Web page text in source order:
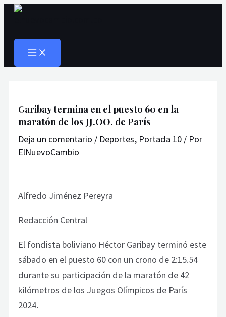
Ir
contenido
MAIN
Garibay termina en el puesto 60 en la
maratón de los JJ.OO. de París
Deja un comentario / Deportes, Portada 10 / Por
ElNuevoCambio
Alfredo Jiménez Pereyra
Redacción Central
El fondista boliviano Héctor Garibay terminó este
sábado en el puesto 60 con un crono de 2:15.54
durante su participación de la maratón de 42
kilómetros de los Juegos Olímpicos de París
2024.
Navegación
entradas
Escribe
Nombre*
Correo
Web